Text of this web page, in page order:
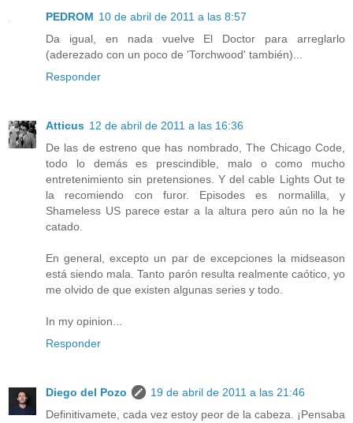
PEDROM 10 de abril de 2011 a las 8:57
Da igual, en nada vuelve El Doctor para arreglarlo
(aderezado con un poco de 'Torchwood' también)...
Responder
Atticus 12 de abril de 2011 a las 16:36
De las de estreno que has nombrado, The Chicago Code,
todo lo demás es prescindible, malo o como mucho
entretenimiento sin pretensiones. Y del cable Lights Out te
la recomiendo con furor. Episodes es normalilla, y
Shameless US parece estar a la altura pero aún no la he
catado.
En general, excepto un par de excepciones la midseason
está siendo mala. Tanto parón resulta realmente caótico, yo
me olvido de que existen algunas series y todo.
In my opinion...
Responder
Diego del Pozo
19 de abril de 2011 a las 21:46
Definitivamete, cada vez estoy peor de la cabeza. ¡Pensaba